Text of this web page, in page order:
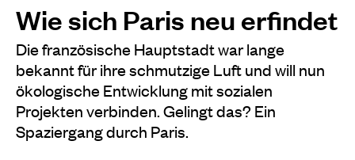
Wie sich Paris neu erfindet
Die französische Hauptstadt war lange
bekannt für ihre schmutzige Luft und will nun
ökologische Entwicklung mit sozialen
Projekten verbinden. Gelingt das? Ein
Spaziergang durch Paris.